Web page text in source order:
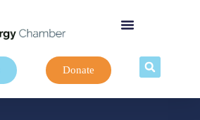
Donate